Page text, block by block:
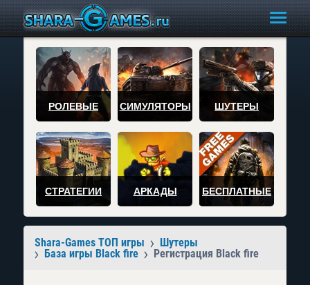
РОЛЕВЫЕ СИМУЛЯТОРЫ ШУТЕРЫ
СТРАТЕГИИ АРКАДЫ БЕСПЛАТНЫЕ
Shara-Games ТОП игры
Шутеры
База игры Black fire
Регистрация Black fire